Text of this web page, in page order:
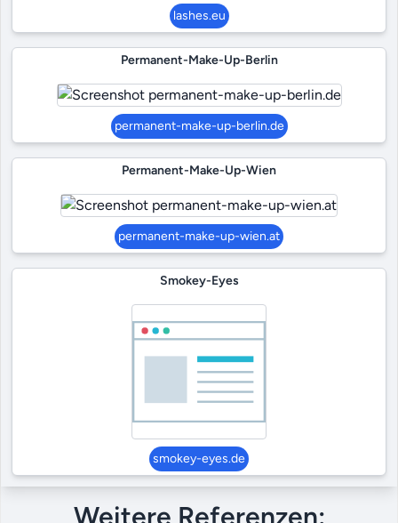
lashes.eu
Permanent-Make-Up-Berlin
permanent-make-up-berlin.de
Permanent-Make-Up-Wien
permanent-make-up-wien.at
Smokey-Eyes
smokey-eyes.de
Weitere Referenzen: